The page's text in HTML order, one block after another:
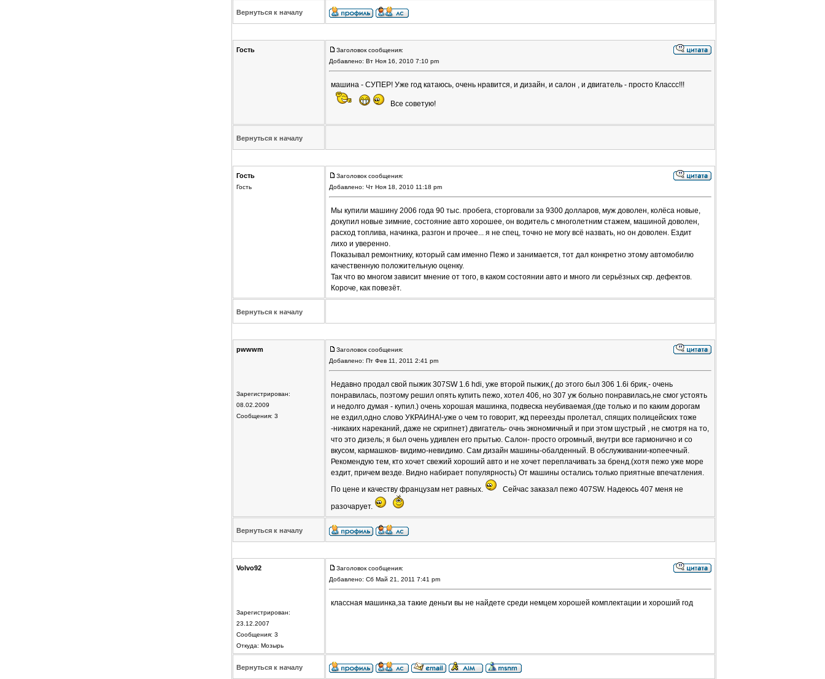
Вернуться к началу
Гость
Заголовок сообщения:
Добавлено: Вт Ноя 16, 2010 7:10 pm
машина - СУПЕР! Уже год катаюсь, очень нравится, и дизайн, и салон , и двигатель - просто Классс!!!
Все советую!
Вернуться к началу
Гость
Гость
Заголовок сообщения:
Добавлено: Чт Ноя 18, 2010 11:18 pm
Мы купили машину 2006 года 90 тыс. пробега, сторговали за 9300 долларов, муж доволен, колёса новые,
докупил новые зимние, состояние авто хорошее, он водитель с многолетним стажем, машиной доволен,
расход топлива, начинка, разгон и прочее... я не спец, точно не могу всё назвать, но он доволен. Ездит
лихо и уверенно.
Показывал ремонтнику, который сам именно Пежо и занимается, тот дал конкретно этому автомобилю
качественную положительную оценку.
Так что во многом зависит мнение от того, в каком состоянии авто и много ли серьёзных скр. дефектов.
Короче, как повезёт.
Вернуться к началу
pwwwm
Зарегистрирован:
08.02.2009
Сообщения: 3
Заголовок сообщения:
Добавлено: Пт Фев 11, 2011 2:41 pm
Недавно продал свой пыжик 307SW 1.6 hdi, уже второй пыжик,( до этого был 306 1.6i брик,- очень
понравилась, поэтому решил опять купить пежо, хотел 406, но 307 уж больно понравилась,не смог устоять
и недолго думая - купил.) очень хорошая машинка, подвеска неубиваемая,(где только и по каким дорогам
не ездил,одно слово УКРАИНА!-уже о чем то говорит, жд переезды пролетал, спящих полицейских тоже
-никаких нареканий, даже не скрипнет) двигатель- очнь экономичный и при этом шустрый , не смотря на то,
что это дизель; я был очень удивлен его прытью. Салон- просто огромный, внутри все гармонично и со
вкусом, кармашков- видимо-невидимо. Сам дизайн машины-обалденный. В обслуживании-копеечный.
Рекомендую тем, кто хочет свежий хороший авто и не хочет переплачивать за бренд.(хотя пежо уже море
ездит, причем везде. Видно набирает популярность) От машины остались только приятные впечатления.
По цене и качеству французам нет равных.
Сейчас заказал пежо 407SW. Надеюсь 407 меня не
разочарует.
Вернуться к началу
Volvo92
Зарегистрирован:
23.12.2007
Сообщения: 3
Откуда: Мозырь
Заголовок сообщения:
Добавлено: Сб Май 21, 2011 7:41 pm
классная машинка,за такие деньги вы не найдете среди немцем хорошей комплектации и хороший год
Вернуться к началу